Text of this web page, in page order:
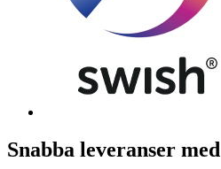
Snabba leveranser med